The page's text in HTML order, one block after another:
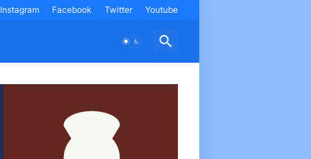
Instagram Facebook Twitter Youtube